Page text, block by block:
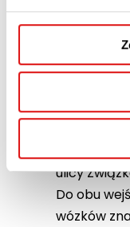
Wyższa
Bursaki
ulicy
Do obu
wózków